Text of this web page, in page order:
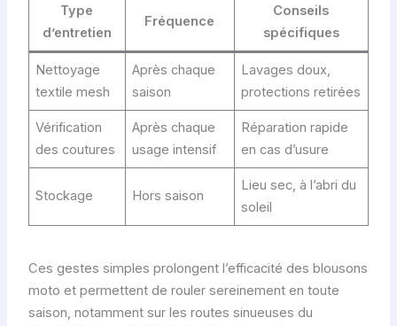
Type
d’entretien
Fréquence
Conseils
spécifiques
Nettoyage
textile mesh
Après chaque
saison
Lavages doux,
protections retirées
Vérification
des coutures
Après chaque
usage intensif
Réparation rapide
en cas d’usure
Stockage Hors saison
Lieu sec, à l’abri du
soleil
Ces gestes simples prolongent l’efficacité des blousons
moto et permettent de rouler sereinement en toute
saison, notamment sur les routes sinueuses du